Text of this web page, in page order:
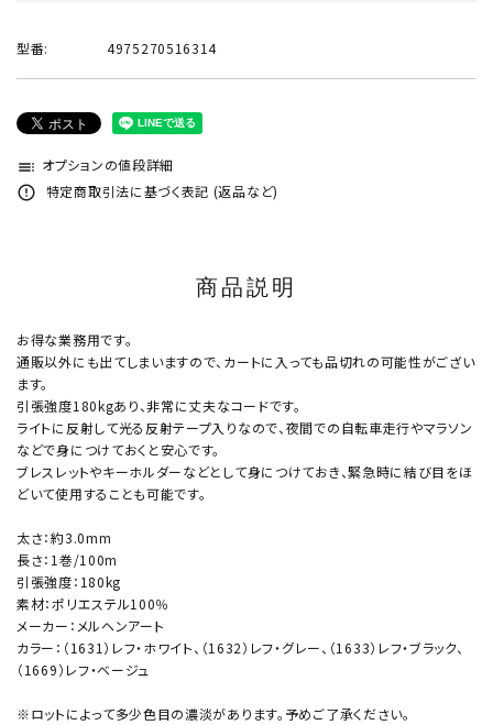
型番: 4975270516314
toc オプションの値段詳細
error_outline 特定商取引法に基づく表記 (返品など)
商品説明
お得な業務用です。
通販以外にも出てしまいますので、カートに入っても品切れの可能性がござい
ます。
引張強度180kgあり、非常に丈夫なコードです。
ライトに反射して光る反射テープ入りなので、夜間での自転車走行やマラソン
などで身につけておくと安心です。
ブレスレットやキーホルダーなどとして身につけておき、緊急時に結び目をほ
どいて使用することも可能です。
太さ：約3.0mm
長さ：1巻/100m
引張強度：180kg
素材：ポリエステル100％
メーカー：メルヘンアート
カラー：（1631）レフ・ホワイト、（1632）レフ・グレー、（1633）レフ・ブラック、
（1669）レフ・ベージュ
※ロットによって多少色目の濃淡があります。予めご了承ください。